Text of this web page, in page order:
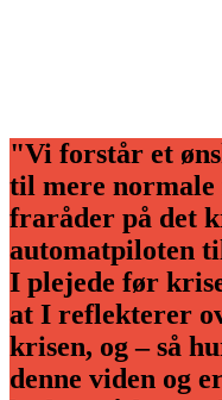
"Vi forstår et
til mere
fraråder på det
automatpiloten
I plejede før
at I reflekterer
krisen, og – så
denne viden og